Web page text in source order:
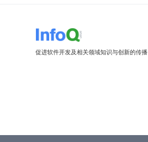
促进软件开发及相关领域知识与创新的传播